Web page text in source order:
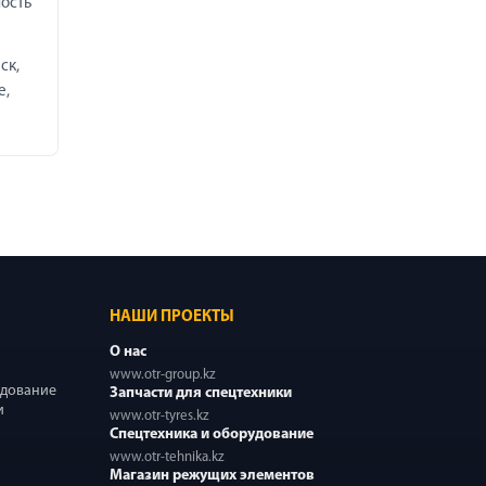
НАШИ ПРОЕКТЫ
О нас
www.otr-group.kz
Запчасти для спецтехники
www.otr-tyres.kz
Спецтехника и оборудование
www.otr-tehnika.kz
Магазин режущих элементов